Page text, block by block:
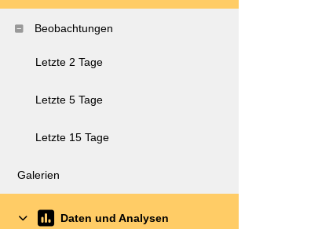
Beobachtungen
Letzte 2 Tage
Letzte 5 Tage
Letzte 15 Tage
Galerien
Daten und Analysen